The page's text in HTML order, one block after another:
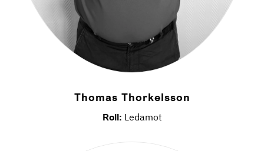
Thomas Thorkelsson
Roll: Ledamot